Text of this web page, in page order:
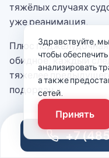
тяжёлых случаях
уже реанимация.
Плюс
обидное: каждый
тяжелее
подорван.
Что делать
Пара вещей,
+7
Здравствуйте,
чтобы
анализировать
а также
сетей.
Принять